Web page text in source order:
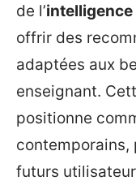
de l’
offrir des
adaptées aux
enseignant.
positionne
contemporains,
futurs